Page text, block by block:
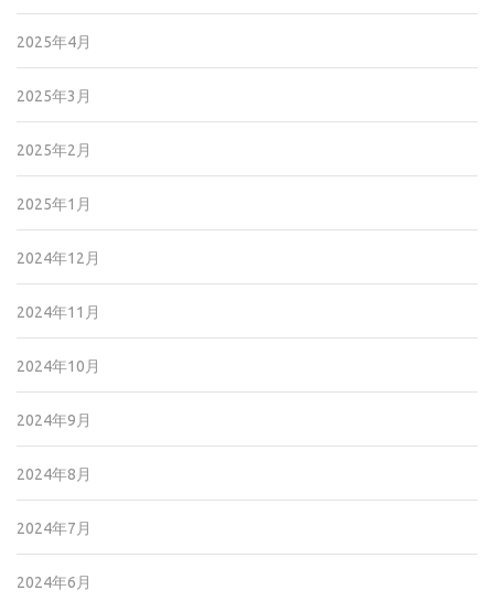
2025年4月
2025年3月
2025年2月
2025年1月
2024年12月
2024年11月
2024年10月
2024年9月
2024年8月
2024年7月
2024年6月